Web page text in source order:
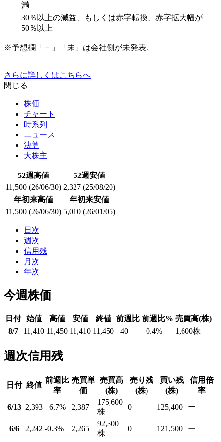
満
30％以上の減益、もしくは赤字転換、赤字拡大幅が
50％以上
※予想欄「－」「未」は会社側が未発表。
さらに詳しくはこちらへ
閉じる
株価
チャート
時系列
ニュース
決算
大株主
52週高値
52週安値
11,500 (26/06/30) 2,327 (25/08/20)
年初来高値
年初来安値
11,500 (26/06/30) 5,010 (26/01/05)
日次
週次
信用残
月次
年次
今週株価
日付 始値 高値 安値 終値 前週比 前週比% 売買高(株)
8/7
11,410 11,450 11,410 11,450 +40 +0.4% 1,600株
週次信用残
日付 終値
前週比
率
売買単
価
売買高
(株)
売り残
(株)
買い残
(株)
信用倍
率
6/13 2,393 +6.7% 2,387
175,600
株
0 125,400 ー
6/6 2,242 -0.3% 2,265
92,300
株
0 121,500
ー